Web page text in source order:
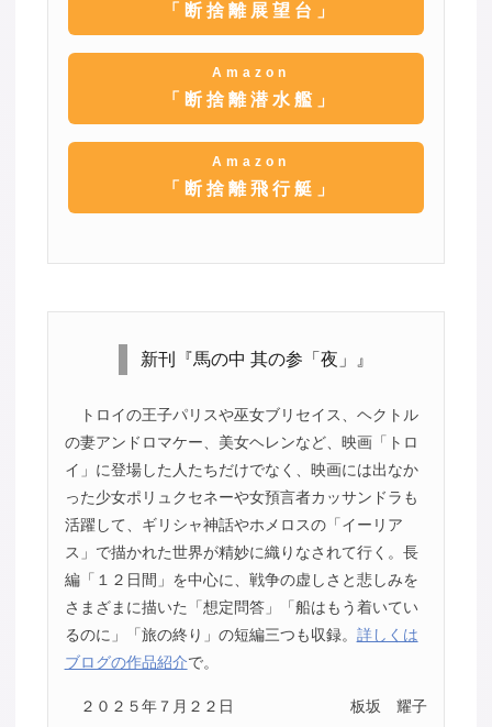
「断捨離展望台」
Amazon
「断捨離潜水艦」
Amazon
「断捨離飛行艇」
新刊『馬の中 其の参「夜」』
トロイの王子パリスや巫女ブリセイス、ヘクトル
の妻アンドロマケー、美女ヘレンなど、映画「トロ
イ」に登場した人たちだけでなく、映画には出なか
った少女ポリュクセネーや女預言者カッサンドラも
活躍して、ギリシャ神話やホメロスの「イーリア
ス」で描かれた世界が精妙に織りなされて行く。長
編「１２日間」を中心に、戦争の虚しさと悲しみを
さまざまに描いた「想定問答」「船はもう着いてい
るのに」「旅の終り」の短編三つも収録。 詳しくは
ブログの作品紹介で。
２０２５年７月２２日 板坂 耀子